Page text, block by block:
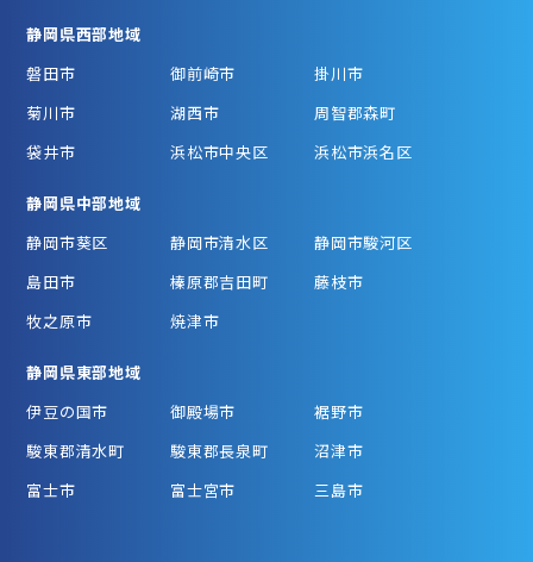
静岡県西部地域
磐田市
御前崎市
掛川市
菊川市
湖西市
周智郡森町
袋井市
浜松市中央区 浜松市浜名区
静岡県中部地域
静岡市葵区
静岡市清水区
静岡市駿河区
島田市
榛原郡吉田町
藤枝市
牧之原市
焼津市
静岡県東部地域
伊豆の国市
御殿場市
裾野市
駿東郡清水町
駿東郡長泉町
沼津市
富士市
富士宮市 三島市